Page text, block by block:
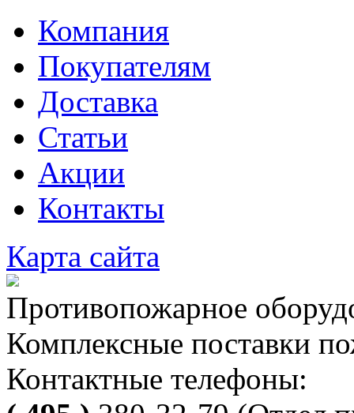
Компания
Покупателям
Доставка
Статьи
Акции
Контакты
Карта сайта
Противопожарное
Комплексные поставки
Контактные телефоны: